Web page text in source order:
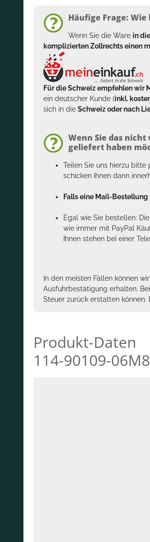
Häufige Frage:
Wenn Sie die Ware in
komplizierten Zollrechts einen
Für die Schweiz empfehlen wir
ein deutscher Kunde (inkl.
sich in die Schweiz oder nach
Wenn Sie das
geliefert haben
Teilen Sie uns hierzu bitte
schicken Ihnen dann
Falls eine Mail-
Egal wie Sie bestellen:
wie immer mit PayPal
Ihnen stehen bei einer
In den meisten Fällen können
Ausfuhrbestätigung erhalten.
Steuer zurück erstatten
Produkt-Daten
114-90109-